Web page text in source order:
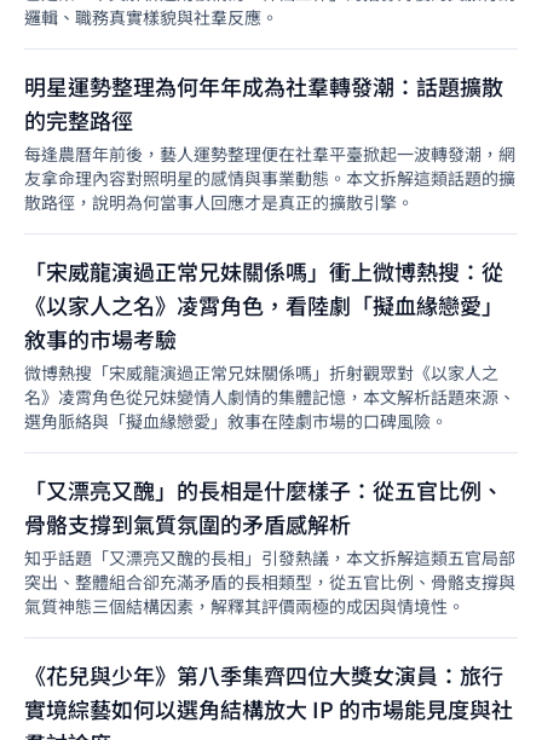
邏輯、職務真實樣貌與社羣反應。
明星運勢整理為何年年成為社羣轉發潮：話題擴散
的完整路徑
每逢農曆年前後，藝人運勢整理便在社羣平臺掀起一波轉發潮，網
友拿命理內容對照明星的感情與事業動態。本文拆解這類話題的擴
散路徑，說明為何當事人回應才是真正的擴散引擎。
「宋威龍演過正常兄妹關係嗎」衝上微博熱搜：從
《以家人之名》凌霄角色，看陸劇「擬血緣戀愛」
敘事的市場考驗
微博熱搜「宋威龍演過正常兄妹關係嗎」折射觀眾對《以家人之
名》凌霄角色從兄妹變情人劇情的集體記憶，本文解析話題來源、
選角脈絡與「擬血緣戀愛」敘事在陸劇市場的口碑風險。
「又漂亮又醜」的長相是什麼樣子：從五官比例、
骨骼支撐到氣質氛圍的矛盾感解析
知乎話題「又漂亮又醜的長相」引發熱議，本文拆解這類五官局部
突出、整體組合卻充滿矛盾的長相類型，從五官比例、骨骼支撐與
氣質神態三個結構因素，解釋其評價兩極的成因與情境性。
《花兒與少年》第八季集齊四位大獎女演員：旅行
實境綜藝如何以選角結構放大 IP 的市場能見度與社